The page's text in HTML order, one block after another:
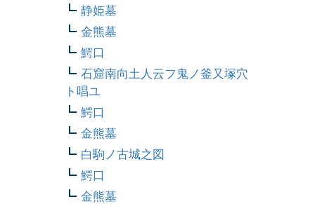
静姫墓
金熊墓
鰐口
石窟南向土人云フ鬼ノ釜又塚穴
ト唱ユ
鰐口
金熊墓
白駒ノ古城之図
鰐口
金熊墓